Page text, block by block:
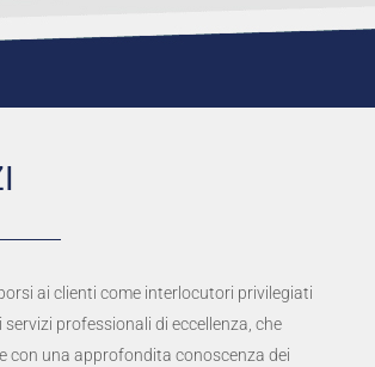
ai clienti come interlocutori privilegiati
professionali di eccellenza, che
con una approfondita conoscenza dei